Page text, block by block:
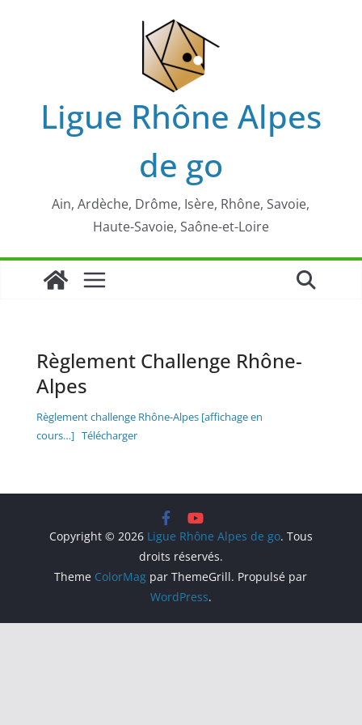
Ligue Rhône Alpes
de go
Ain, Ardèche, Drôme, Isère, Rhône, Savoie,
Haute-Savoie, Saône-et-Loire
Règlement Challenge Rhône-
Alpes
Règlement challenge Rhône-Alpes [affichage en
cours…] Télécharger
Copyright © 2026 Ligue Rhône Alpes de go. Tous
droits réservés.
Theme ColorMag par ThemeGrill. Propulsé par
WordPress.